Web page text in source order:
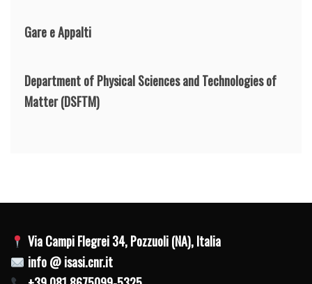
Gare e Appalti
Department of Physical Sciences and Technologies of
Matter(DSFTM)
Via Campi Flegrei 34, Pozzuoli (NA), Italia
info @ isasi.cnr.it